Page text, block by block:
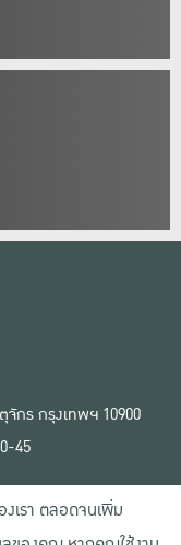
จักร กรุงเทพฯ 10900
45
งเรา ตลอดจนเพิ่ม